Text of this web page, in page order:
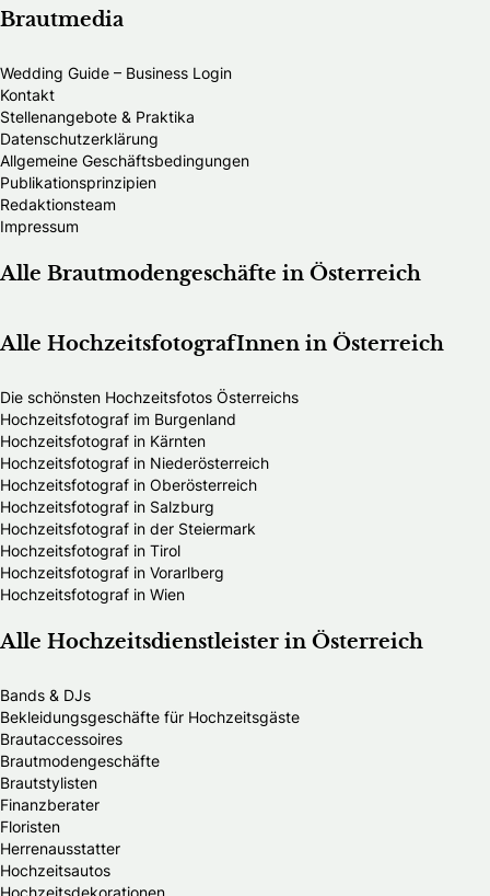
Brautmedia
Wedding Guide – Business Login
Kontakt
Stellenangebote & Praktika
Datenschutzerklärung
Allgemeine Geschäftsbedingungen
Publikationsprinzipien
Redaktionsteam
Impressum
Alle Brautmodengeschäfte in Österreich
Alle HochzeitsfotografInnen in Österreich
Die schönsten Hochzeitsfotos Österreichs
Hochzeitsfotograf im Burgenland
Hochzeitsfotograf in Kärnten
Hochzeitsfotograf in Niederösterreich
Hochzeitsfotograf in Oberösterreich
Hochzeitsfotograf in Salzburg
Hochzeitsfotograf in der Steiermark
Hochzeitsfotograf in Tirol
Hochzeitsfotograf in Vorarlberg
Hochzeitsfotograf in Wien
Alle Hochzeitsdienstleister in Österreich
Bands & DJs
Bekleidungsgeschäfte für Hochzeitsgäste
Brautaccessoires
Brautmodengeschäfte
Brautstylisten
Finanzberater
Floristen
Herrenausstatter
Hochzeitsautos